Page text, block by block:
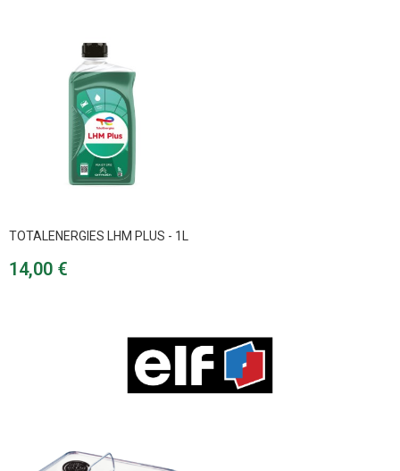
TOTALENERGIES LHM PLUS - 1L
Prix
14,00 €